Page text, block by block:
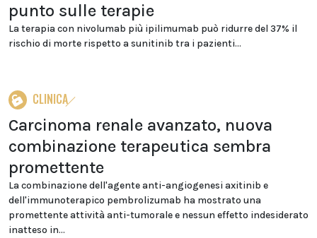
punto sulle terapie
La terapia con nivolumab più ipilimumab può ridurre del 37% il
rischio di morte rispetto a sunitinib tra i pazienti...
CLINICA
Carcinoma renale avanzato, nuova
combinazione terapeutica sembra
promettente
La combinazione dell'agente anti-angiogenesi axitinib e
dell'immunoterapico pembrolizumab ha mostrato una
promettente attività anti-tumorale e nessun effetto indesiderato
inatteso in...